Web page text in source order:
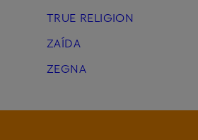
TRUE RELIGION
ZAÍDA
ZEGNA